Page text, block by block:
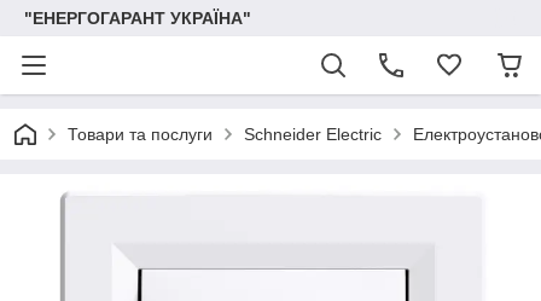
"ЕНЕРГОГАРАНТ УКРАЇНА"
Товари та послуги Schneider Electric